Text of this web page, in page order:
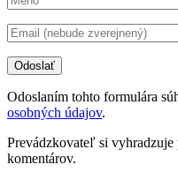
Odoslaním tohto formulára
osobných údajov.
Prevádzkovateľ si vyhradzuje
komentárov.